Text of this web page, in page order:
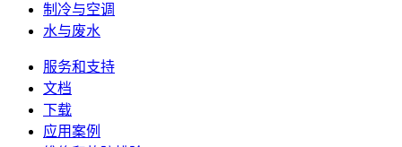
制冷与空调
水与废水
服务和支持
文档
下载
应用案例